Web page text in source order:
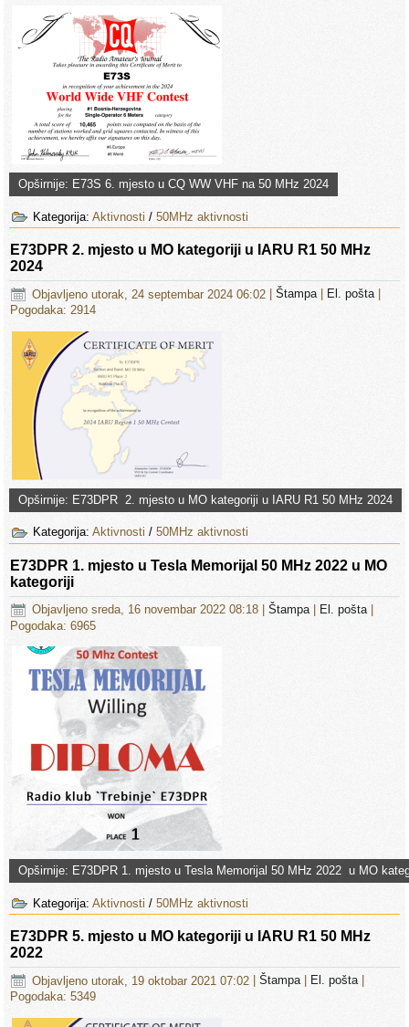
Opširnije: E73S 6. mjesto u CQ WW VHF na 50 MHz 2024
Kategorija:Aktivnosti /50MHz aktivnosti
E73DPR 2. mjesto u MO kategoriji u IARU R1 50 MHz
2024
Objavljeno utorak, 24 septembar 2024 06:02 |Štampa El. pošta
Pogodaka: 2914
Opširnije: E73DPR 2. mjesto u MO kategoriji u IARU R1 50 MHz 2024
Kategorija:Aktivnosti /50MHz aktivnosti
E73DPR 1. mjesto u Tesla Memorijal 50 MHz 2022 u MO
kategoriji
Objavljeno sreda, 16 novembar 2022 08:18 |Štampa El. pošta
Pogodaka: 6965
Opširnije: E73DPR 1. mjesto u Tesla Memorijal 50 MHz 2022 u MO
Kategorija:Aktivnosti /50MHz aktivnosti
E73DPR 5. mjesto u MO kategoriji u IARU R1 50 MHz
2022
Objavljeno utorak, 19 oktobar 2021 07:02 |Štampa El. pošta
Pogodaka: 5349